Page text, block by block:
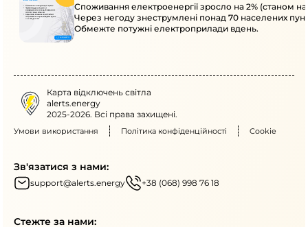
Споживання електроенергії зросло на 2% (станом на
Через негоду знеструмлені понад 70 населених
Обмежте потужні електроприлади вдень.
Карта відключень світла
alerts.energy
2025-2026. Всі права захищені.
Умови використання Політика конфіденційності Cookie
Зв'язатися з нами:
support@alerts.energy +38 (068) 998 76 18
Стежте за нами: